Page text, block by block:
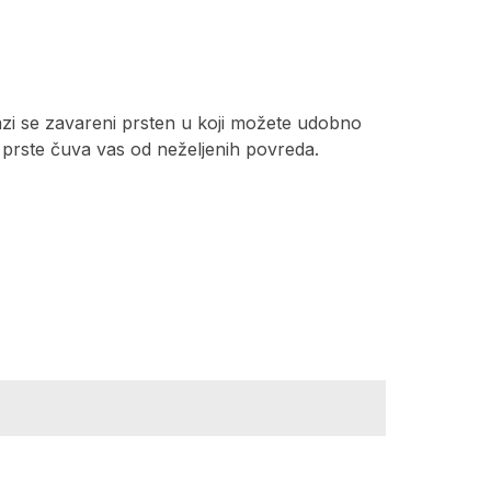
se zavareni prsten u koji možete udobno
čuva vas od neželjenih povreda.